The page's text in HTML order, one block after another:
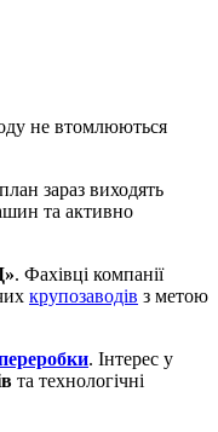
не втомлюються
зараз виходять
та активно
. Фахівці компанії
крупозаводів з метою
. Інтерес у
та технологічні